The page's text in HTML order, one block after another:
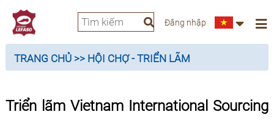
Đăng nhập
TRANG CHỦ >> HỘI CHỢ - TRIỂN LÃM
Triển lãm Vietnam International Sourcing